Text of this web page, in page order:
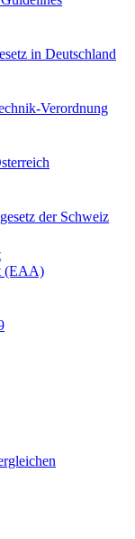
in Deutschland
Verordnung
der Schweiz
(EAA)